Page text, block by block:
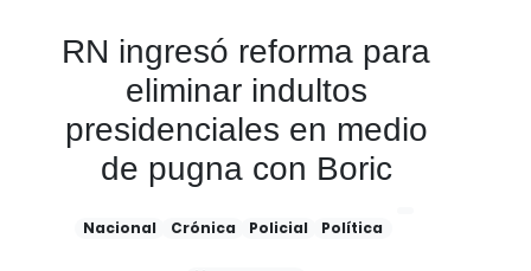
RN ingresó reforma para
eliminar indultos
presidenciales en medio
de pugna con Boric
Nacional Crónica Policial Política